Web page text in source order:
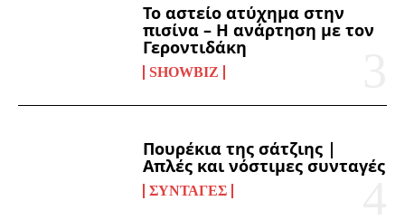
Το αστείο ατύχημα στην
πισίνα – Η ανάρτηση με τον
Γεροντιδάκη
SHOWBIZ
Πουρέκια της σάτζιης |
Απλές και νόστιμες συνταγές
ΣΥΝΤΑΓΈΣ